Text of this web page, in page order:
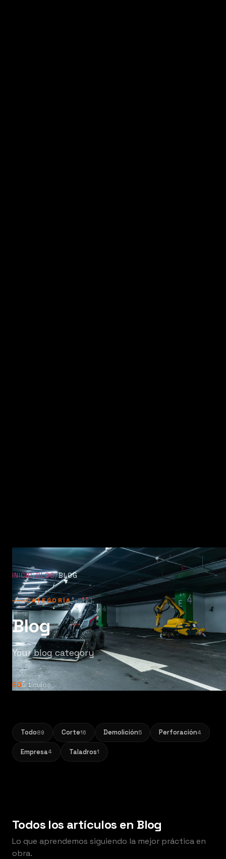
INICIO/BLOG/BLOG
CATEGORÍA
Blog
Your blog category
60artículos
Todo89 Corte16 Demolición5 Perforación4
Empresa4 Taladros1
Todos los artículos en Blog
Lo que aprendemos siguiendo la mejor práctica en
obra.